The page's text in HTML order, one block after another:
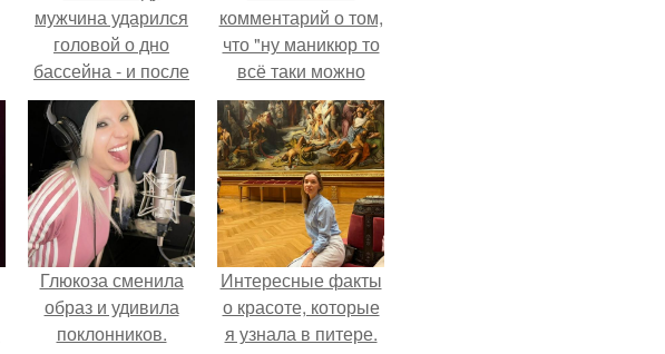
мужчина ударился
головой о дно
бассейна - и после
этого его жизнь
изменилась самым
странным образом.
комментарий о том,
что "ну маникюр то
всё таки можно
было бы сделать.
Глюкоза сменила
образ и удивила
поклонников.
Интересные факты
о красоте, которые
я узнала в питере.